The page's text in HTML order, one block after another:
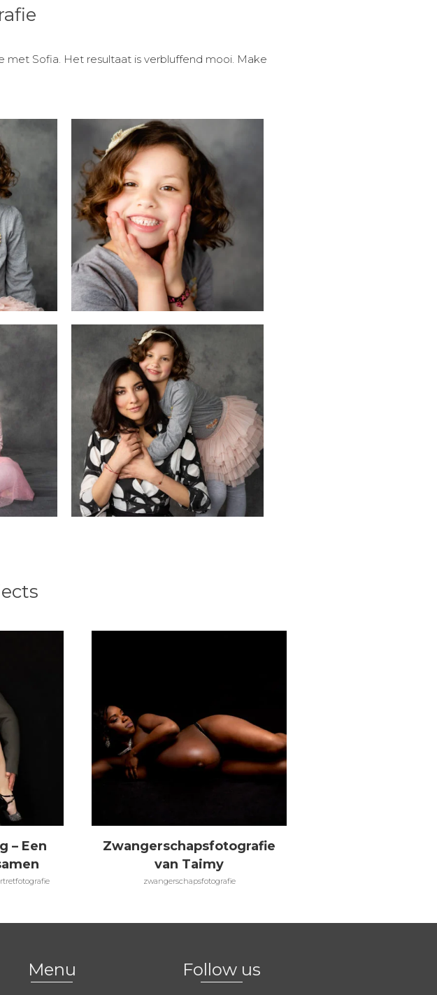
met Sofia. Het resultaat is verbluffend mooi. Make
– Een
Zwangerschapsfotografie
van Taimy
zwangerschapsfotografie
Menu Follow us